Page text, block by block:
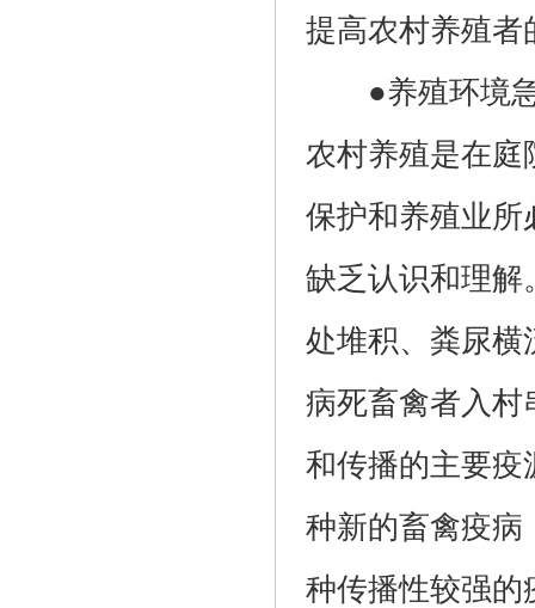
提高农村养殖者
●养殖环境急
农村养殖是在庭
保护和养殖业所
缺乏认识和理解
处堆积、粪尿横
病死畜禽者入村
和传播的主要疫
种新的畜禽疫病
种传播性较强的